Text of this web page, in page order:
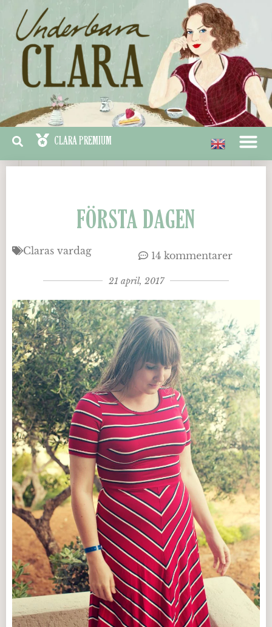
FÖRSTA DAGEN
Claras vardag 14 kommentarer
21 april, 2017